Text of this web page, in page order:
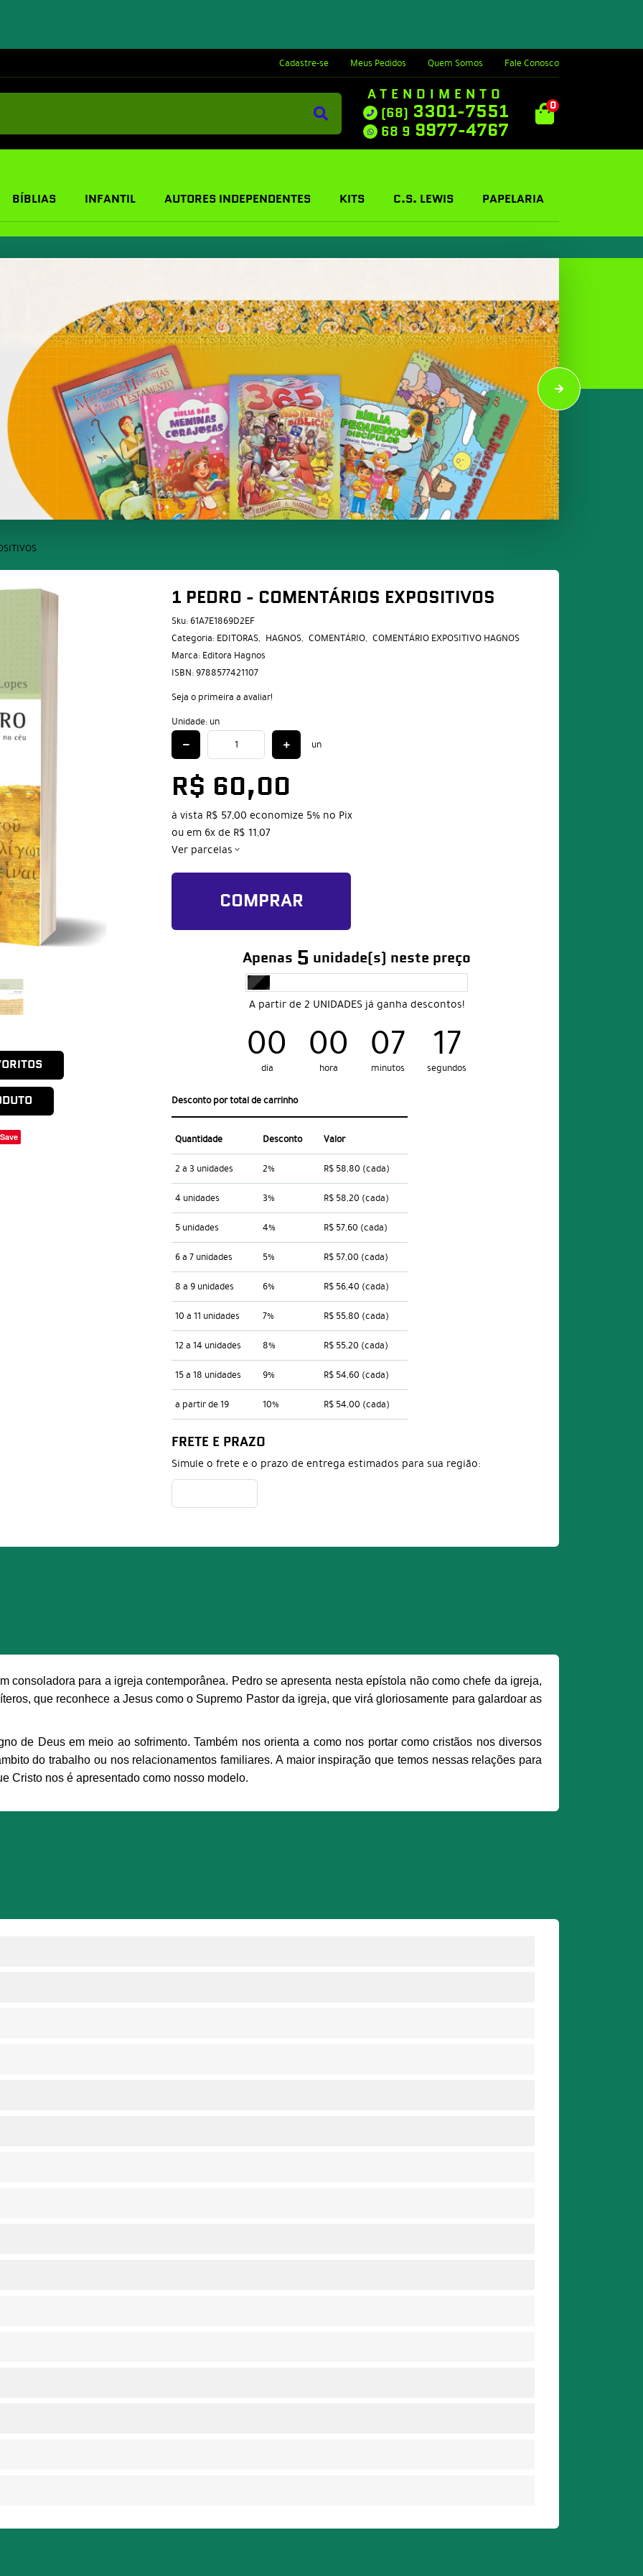
Cadastre-se Meus Pedidos Quem Somos Fale Conosco
ATENDIMENTO
(68) 3301-7551
68 9 9977-4767
0
BÍBLIAS INFANTIL AUTORES INDEPENDENTES KITS C.S. LEWIS PAPELARIA
Save
1 PEDRO - COMENTÁRIOS EXPOSITIVOS
Sku: 61A7E1869D2EF
Categoria: EDITORAS HAGNOS COMENTÁRIO COMENTÁRIO EXPOSITIVO HAGNOS
Marca: Editora Hagnos
ISBN: 9788577421107
Seja o primeira a avaliar!
Unidade: un
un
R$ 60,00
à vista R$ 57,00 economize 5% no Pix
ou em 6xde R$ 11,07
Ver parcelas
COMPRAR
Apenas 5 unidade(s) neste preço
A partir de 2 UNIDADES já ganha descontos!
00
dia 00
hora 07
minutos 16
segundos
Desconto por total de carrinho
Quantidade Desconto Valor
2 a 3 unidades 2% R$ 58,80 (cada)
4 unidades 3% R$ 58,20 (cada)
5 unidades 4% R$ 57,60 (cada)
6 a 7 unidades 5% R$ 57,00 (cada)
8 a 9 unidades 6% R$ 56,40 (cada)
10 a 11 unidades 7% R$ 55,80 (cada)
12 a 14 unidades 8% R$ 55,20 (cada)
15 a 18 unidades 9% R$ 54,60 (cada)
a partir de 19 10% R$ 54,00 (cada)
FRETE E PRAZO
Simule o frete e o prazo de entrega estimados para sua região:
consoladora para a igreja contemporânea. Pedro se apresenta nesta epístola não como chefe da igreja,
que reconhece a Jesus como o Supremo Pastor da igreja, que virá gloriosamente para galardoar as
de Deus em meio ao sofrimento. Também nos orienta a como nos portar como cristãos nos diversos
do trabalho ou nos relacionamentos familiares. A maior inspiração que temos nessas relações para
Cristo nos é apresentado como nosso modelo.